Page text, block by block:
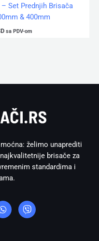
Set Prednjih Brisača
& 400mm
sa PDV-om
želimo unaprediti
brisače za
standardima i
h
a
t
i
b
e